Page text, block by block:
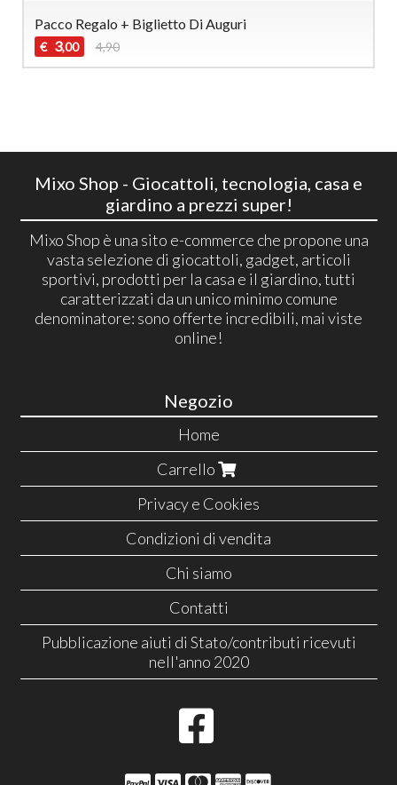
Pacco Regalo + Biglietto Di Auguri
€ 3,00 4,90
Mixo Shop - Giocattoli, tecnologia, casa e
giardino a prezzi super!
Mixo Shop è una sito e-commerce che propone una
vasta selezione di giocattoli, gadget, articoli
sportivi, prodotti per la casa e il giardino, tutti
caratterizzati da un unico minimo comune
denominatore: sono offerte incredibili, mai viste
online!
Negozio
Home
Carrello
Privacy e Cookies
Condizioni di vendita
Chi siamo
Contatti
Pubblicazione aiuti di Stato/contributi ricevuti
nell'anno 2020